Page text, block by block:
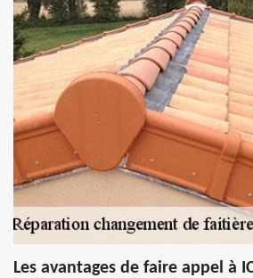
Les avantages de faire appel à